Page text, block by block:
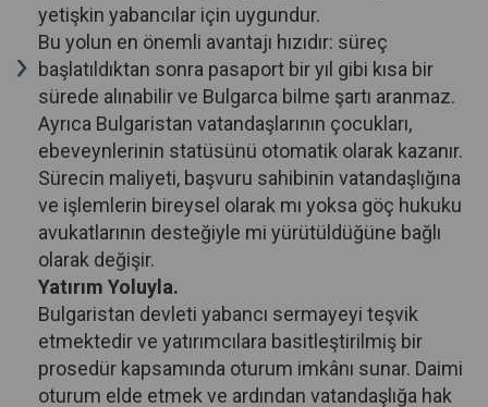
yetişkin yabancılar için uygundur.
Bu yolun en önemli avantajı hızıdır: süreç
başlatıldıktan sonra pasaport bir yıl gibi kısa bir
sürede alınabilir ve Bulgarca bilme şartı aranmaz.
Ayrıca Bulgaristan vatandaşlarının çocukları,
ebeveynlerinin statüsünü otomatik olarak kazanır.
Sürecin maliyeti, başvuru sahibinin vatandaşlığına
ve işlemlerin bireysel olarak mı yoksa göç hukuku
avukatlarının desteğiyle mi yürütüldüğüne bağlı
olarak değişir.
Yatırım Yoluyla.
Bulgaristan devleti yabancı sermayeyi teşvik
etmektedir ve yatırımcılara basitleştirilmiş bir
prosedür kapsamında oturum imkânı sunar. Daimi
oturum elde etmek ve ardından vatandaşlığa hak